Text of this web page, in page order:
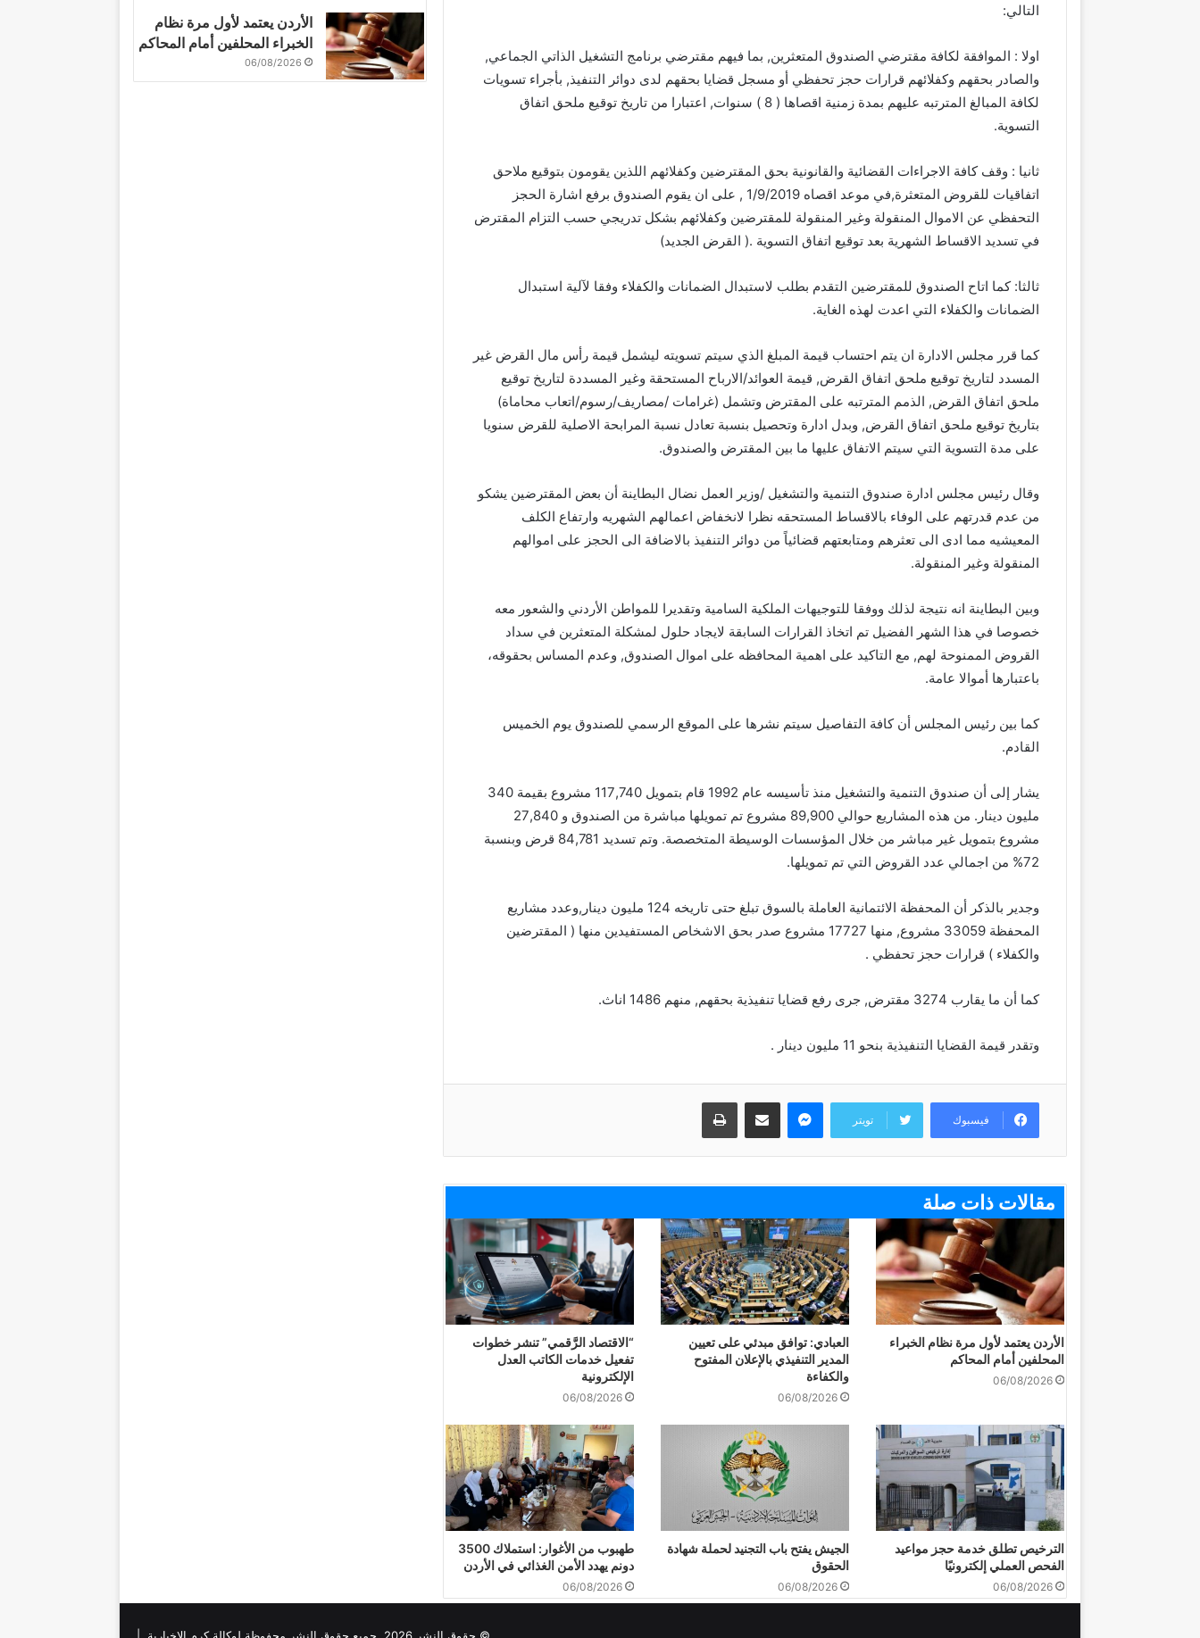
التالي:
اولا : الموافقة لكافة مقترضي الصندوق المتعثرين, بما فيهم مقترضي برنامج التشغيل الذاتي الجماعي,
والصادر بحقهم وكفلائهم قرارات حجز تحفظي أو مسجل قضايا بحقهم لدى دوائر التنفيذ, بأجراء تسويات
لكافة المبالغ المترتبه عليهم بمدة زمنية اقصاها ( 8 ) سنوات, اعتبارا من تاريخ توقيع ملحق اتفاق
التسوية.
ثانيا : وقف كافة الاجراءات القضائية والقانونية بحق المقترضين وكفلائهم اللذين يقومون بتوقيع ملاحق
اتفاقيات للقروض المتعثرة,في موعد اقصاه 1/9/2019 , على ان يقوم الصندوق برفع اشارة الحجز
التحفظي عن الاموال المنقولة وغير المنقولة للمقترضين وكفلائهم بشكل تدريجي حسب التزام المقترض
في تسديد الاقساط الشهرية بعد توقيع اتفاق التسوية .( القرض الجديد)
ثالثا: كما اتاح الصندوق للمقترضين التقدم بطلب لاستبدال الضمانات والكفلاء وفقا لآلية استبدال
الضمانات والكفلاء التي اعدت لهذه الغاية.
كما قرر مجلس الادارة ان يتم احتساب قيمة المبلغ الذي سيتم تسويته ليشمل قيمة رأس مال القرض غير
المسدد لتاريخ توقيع ملحق اتفاق القرض, قيمة العوائد/الارباح المستحقة وغير المسددة لتاريخ توقيع
ملحق اتفاق القرض, الذمم المترتبه على المقترض وتشمل (غرامات /مصاريف/رسوم/اتعاب محاماة)
بتاريخ توقيع ملحق اتفاق القرض, وبدل ادارة وتحصيل بنسبة تعادل نسبة المرابحة الاصلية للقرض سنويا
على مدة التسوية التي سيتم الاتفاق عليها ما بين المقترض والصندوق.
وقال رئيس مجلس ادارة صندوق التنمية والتشغيل /وزير العمل نضال البطاينة أن بعض المقترضين يشكو
من عدم قدرتهم على الوفاء بالاقساط المستحقه نظرا لانخفاض اعمالهم الشهريه وارتفاع الكلف
المعيشيه مما ادى الى تعثرهم ومتابعتهم قضائياً من دوائر التنفيذ بالاضافة الى الحجز على اموالهم
المنقولة وغير المنقولة.
وبين البطاينة انه نتيجة لذلك ووفقا للتوجيهات الملكية السامية وتقديرا للمواطن الأردني والشعور معه
خصوصا في هذا الشهر الفضيل تم اتخاذ القرارات السابقة لايجاد حلول لمشكلة المتعثرين في سداد
القروض الممنوحة لهم, مع التاكيد على اهمية المحافظه على اموال الصندوق, وعدم المساس بحقوقه،
باعتبارها أموالا عامة.
كما بين رئيس المجلس أن كافة التفاصيل سيتم نشرها على الموقع الرسمي للصندوق يوم الخميس
القادم.
يشار إلى أن صندوق التنمية والتشغيل منذ تأسيسه عام 1992 قام بتمويل 117,740 مشروع بقيمة 340
مليون دينار. من هذه المشاريع حوالي 89,900 مشروع تم تمويلها مباشرة من الصندوق و 27,840
مشروع بتمويل غير مباشر من خلال المؤسسات الوسيطة المتخصصة. وتم تسديد 84,781 قرض وبنسبة
72% من اجمالي عدد القروض التي تم تمويلها.
وجدير بالذكر أن المحفظة الائتمانية العاملة بالسوق تبلغ حتى تاريخه 124 مليون دينار,وعدد مشاريع
المحفظة 33059 مشروع, منها 17727 مشروع صدر بحق الاشخاص المستفيدين منها ( المقترضين
والكفلاء ) قرارات حجز تحفظي .
كما أن ما يقارب 3274 مقترض, جرى رفع قضايا تنفيذية بحقهم, منهم 1486 اناث.
وتقدر قيمة القضايا التنفيذية بنحو 11 مليون دينار .‎
فيسبوك تويتر
ماسنجر مشاركة عبر البريد طباعة
مقالات ذات صلة
الأردن يعتمد لأول مرة نظام الخبراء
المحلفين أمام المحاكم
06/08/2026
العبادي: توافق مبدئي على تعيين
المدير التنفيذي بالإعلان المفتوح
والكفاءة
06/08/2026
“الاقتصاد الرَّقمي” تنشر خطوات
تفعيل خدمات الكاتب العدل
الإلكترونية
06/08/2026
الترخيص تطلق خدمة حجز مواعيد
الفحص العملي إلكترونيًا
06/08/2026
الجيش يفتح باب التجنيد لحملة شهادة
الحقوق
06/08/2026
طهبوب من الأغوار: استملاك 3500
دونم يهدد الأمن الغذائي في الأردن
06/08/2026
الأردن يعتمد لأول مرة نظام
الخبراء المحلفين أمام المحاكم
06/08/2026